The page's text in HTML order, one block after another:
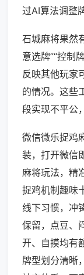
过AI算法调整
石城麻将果然
意选牌”“控制
反映其他玩家
的情况。这些
段实现不平公
微信微乐捉鸡
装，打开微信
麻将玩法，精
捉鸡机制趣味
线下习惯，冲
保留，点豆、
开、自摸均有
牌型划分清晰